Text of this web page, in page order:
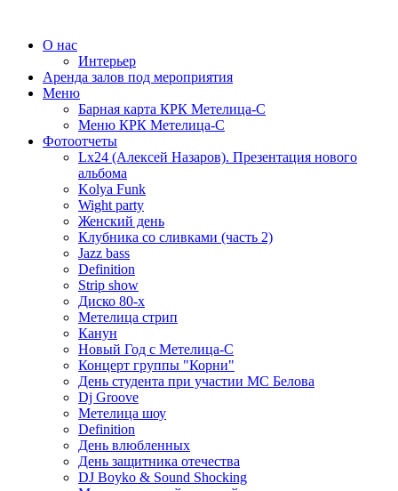
О нас
Интерьер
Аренда залов под мероприятия
Меню
Барная карта КРК Метелица-С
Меню КРК Метелица-С
Фотоотчеты
Lx24 (Алексей Назаров). Презентация нового
альбома
Kolya Funk
Wight party
Женский день
Клубника со сливками (часть 2)
Jazz bass
Definition
Strip show
Диско 80-х
Метелица стрип
Канун
Новый Год с Метелица-С
Концерт группы "Корни"
День студента при участии МС Белова
Dj Groove
Метелица шоу
Definition
День влюбленных
День защитника отечества
DJ Boyko & Sound Shocking